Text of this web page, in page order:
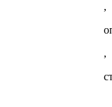
,
,